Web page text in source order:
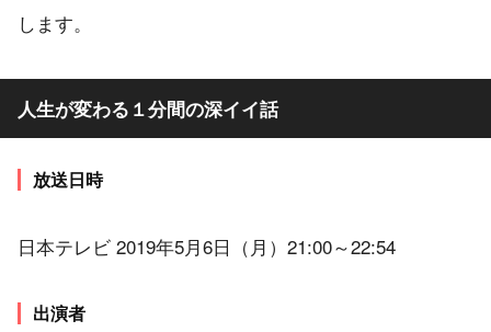
します。
人生が変わる１分間の深イイ話
放送日時
日本テレビ 2019年5月6日（月）21:00～22:54
出演者